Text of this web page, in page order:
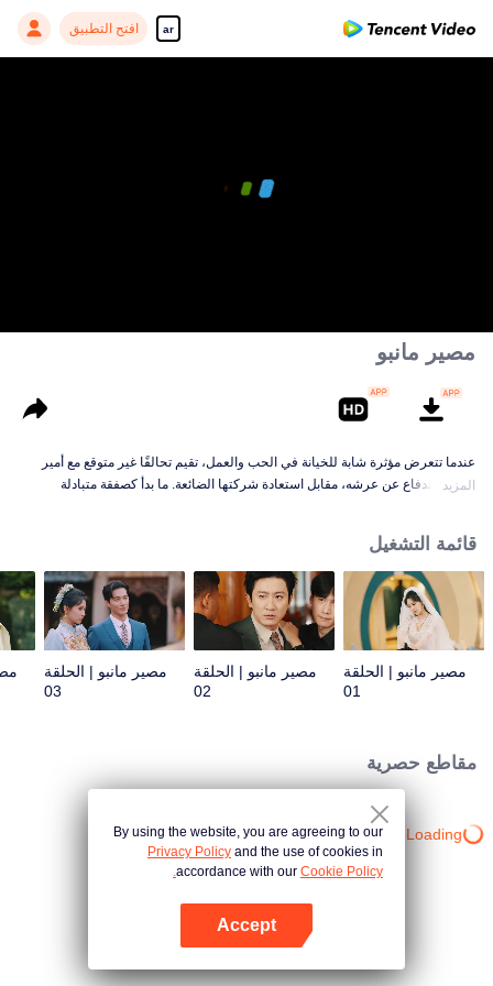
ar افتح التطبيق
مصير مانبو
عندما تتعرض مؤثرة شابة للخيانة في الحب والعمل، تقيم تحالفًا غير متوقع مع أمير
يحارب للدفاع عن عرشه، مقابل استعادة شركتها الضائعة. ما بدأ كصفقة متبادلة
أرواحهما كانت مرتبطة منذ زمن بعيد قبل هذه الحياة. ولكن هل سيصبح هذا الارتباط
مفتاحًا لكشف مصيرهما، أم لعنةً تلزمهما دون مهرب؟
المزيد
قائمة التشغيل
مصير مانبو | الحلقة
01
مصير مانبو | الحلقة
02
مصير مانبو | الحلقة
03
مقاطع حصرية
Loading…
By using the website, you are agreeing to our
Privacy Policy and the use of cookies in
accordance with our Cookie Policy.
Accept